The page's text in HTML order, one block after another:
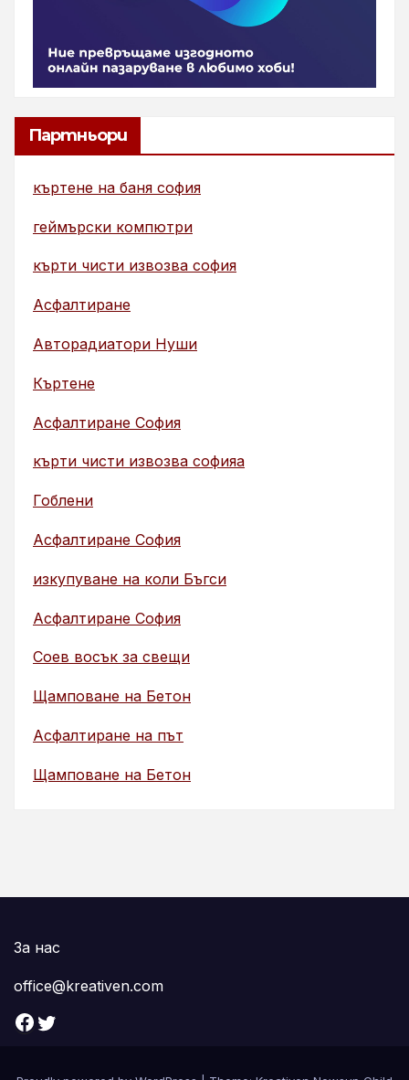
Партньори
къртене на баня софия
геймърски компютри
кърти чисти извозва софия
Асфалтиране
Авторадиатори Нуши
Къртене
Асфалтиране София
кърти чисти извозва софияа
Гоблени
Асфалтиране София
изкупуване на коли Бъгси
Асфалтиране София
Соев восък за свещи
Щамповане на Бетон
Асфалтиране на път
Щамповане на Бетон
За нас
office@kreativen.com
Facebook Twitter